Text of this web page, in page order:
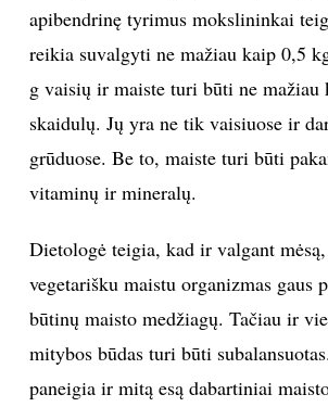
ISTORIJA
INTERJERAS
NAMAI
VIRTUVĖ
RECEPTAI
apibendrinę tyrimus mokslininkai
reikia suvalgyti ne mažiau kaip 0,5
g vaisių ir maiste turi būti ne mažiau
skaidulų. Jų yra ne tik vaisiuose ir
grūduose. Be to, maiste turi būti
vitaminų ir mineralų.
Dietologė teigia, kad ir valgant
vegetarišku maistu organizmas gaus
būtinų maisto medžiagų. Tačiau ir
mitybos būdas turi būti
paneigia ir mitą esą dabartiniai